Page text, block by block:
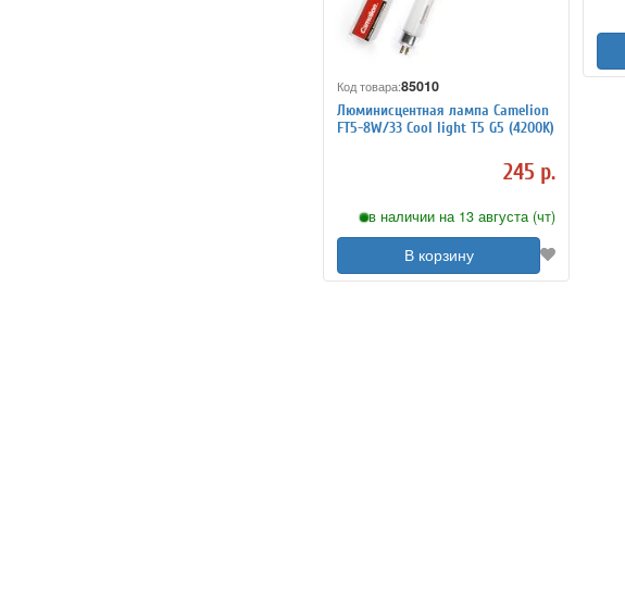
Код товара:85010
Люминисцентная лампа Camelion
FT5-8W/33 Cool light T5 G5 (4200K)
245 р.
в наличии на 13 августа (чт)
В корзину